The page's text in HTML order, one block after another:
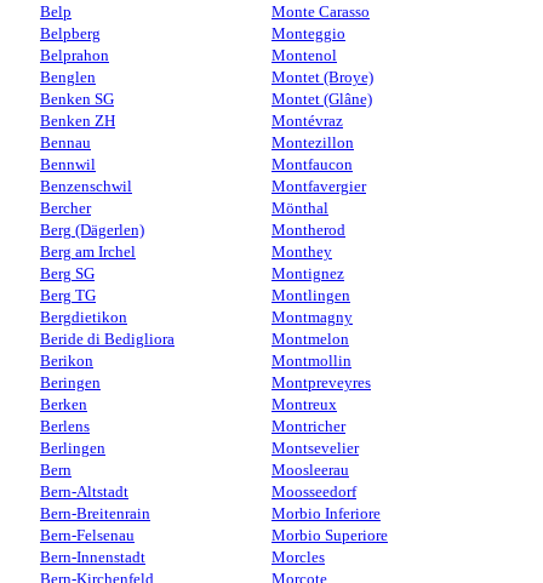
Belp
Belpberg
Belprahon
Benglen
Benken SG
Benken ZH
Bennau
Bennwil
Benzenschwil
Bercher
Berg (Dägerlen)
Berg am Irchel
Berg SG
Berg TG
Bergdietikon
Beride di Bedigliora
Berikon
Beringen
Berken
Berlens
Berlingen
Bern
Bern-Altstadt
Bern-Breitenrain
Bern-Felsenau
Bern-Innenstadt
Bern-Kirchenfeld
Monte Carasso
Monteggio
Montenol
Montet (Broye)
Montet (Glâne)
Montévraz
Montezillon
Montfaucon
Montfavergier
Mönthal
Montherod
Monthey
Montignez
Montlingen
Montmagny
Montmelon
Montmollin
Montpreveyres
Montreux
Montricher
Montsevelier
Moosleerau
Moosseedorf
Morbio Inferiore
Morbio Superiore
Morcles
Morcote